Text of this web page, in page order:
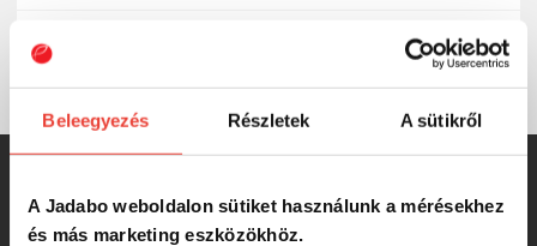
Beleegyezés Részletek A sütikről
A Jadabo weboldalon sütiket használunk a mérésekhez
és más marketing eszközökhöz.
Változat Felúszó
SZINTÉN KIVÁLÓAK